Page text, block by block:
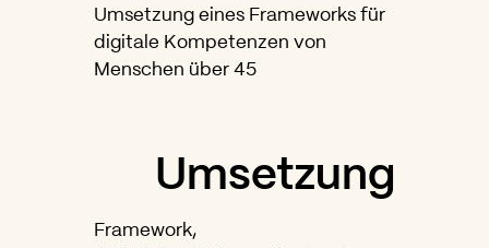
Umsetzung eines Frameworks für
digitale Kompetenzen von
Menschen über 45
Umsetzung
Framework,